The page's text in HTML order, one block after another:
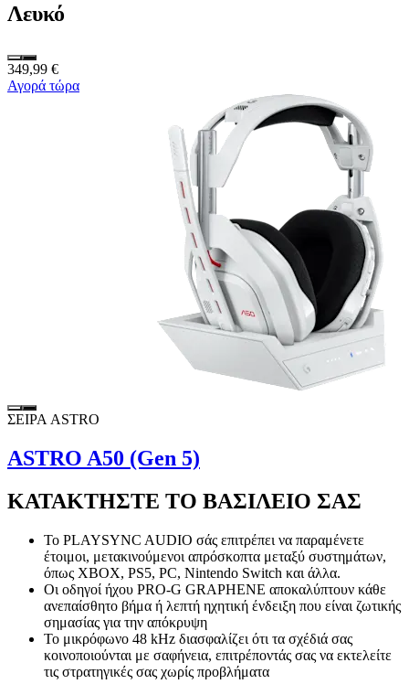
Λευκό
349,99 €
Αγορά τώρα
ΣΕΙΡΑ ASTRO
ASTRO A50 (Gen 5)
ΚΑΤΑΚΤΗΣΤΕ ΤΟ ΒΑΣΙΛΕΙΟ ΣΑΣ
Το PLAYSYNC AUDIO σάς επιτρέπει να παραμένετε
έτοιμοι, μετακινούμενοι απρόσκοπτα μεταξύ συστημάτων,
όπως XBOX, PS5, PC, Nintendo Switch και άλλα.
Οι οδηγοί ήχου PRO-G GRAPHENE αποκαλύπτουν κάθε
ανεπαίσθητο βήμα ή λεπτή ηχητική ένδειξη που είναι ζωτικής
σημασίας για την απόκρυψη
Το μικρόφωνο 48 kHz διασφαλίζει ότι τα σχέδιά σας
κοινοποιούνται με σαφήνεια, επιτρέποντάς σας να εκτελείτε
τις στρατηγικές σας χωρίς προβλήματα